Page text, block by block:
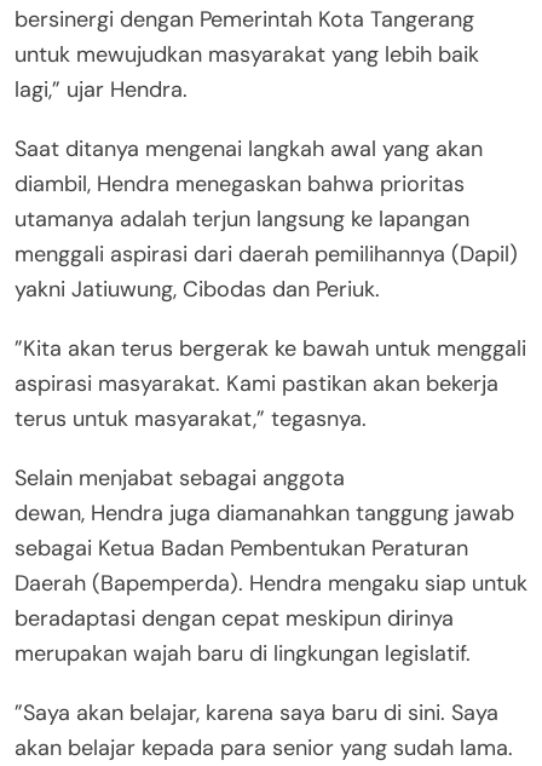
bersinergi dengan Pemerintah Kota Tangerang
untuk mewujudkan masyarakat yang lebih baik
lagi,” ujar Hendra.
​Saat ditanya mengenai langkah awal yang akan
diambil, Hendra menegaskan bahwa prioritas
utamanya adalah terjun langsung ke lapangan
menggali aspirasi dari daerah pemilihannya (Dapil)
yakni Jatiuwung, Cibodas dan Periuk.
​”Kita akan terus bergerak ke bawah untuk menggali
aspirasi masyarakat. Kami pastikan akan bekerja
terus untuk masyarakat,” tegasnya.
​Selain menjabat sebagai anggota
dewan, Hendra juga diamanahkan tanggung jawab
sebagai Ketua Badan Pembentukan Peraturan
Daerah (Bapemperda). Hendra mengaku siap untuk
beradaptasi dengan cepat meskipun dirinya
merupakan wajah baru di lingkungan legislatif.
​”Saya akan belajar, karena saya baru di sini. Saya
akan belajar kepada para senior yang sudah lama.